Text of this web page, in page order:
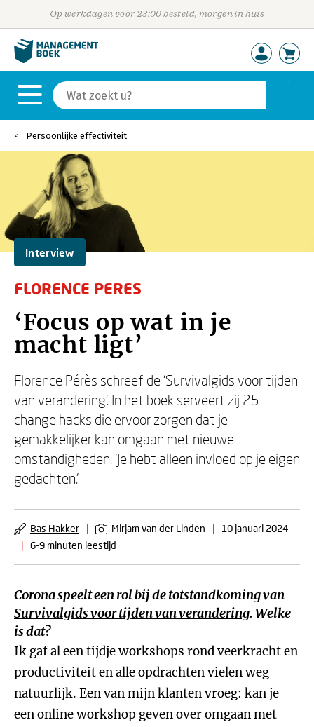
Op werkdagen voor 23:00 besteld, morgen in huis
Persoonlijke effectiviteit
Interview
FLORENCE PERES
‘Focus op wat in je
macht ligt’
Florence Pérès schreef de ‘Survivalgids voor tijden
van verandering’. In het boek serveert zij 25
change hacks die ervoor zorgen dat je
gemakkelijker kan omgaan met nieuwe
omstandigheden. ‘Je hebt alleen invloed op je eigen
gedachten.’
Bas Hakker | Mirjam van der Linden |
10 januari 2024
| 6-9 minuten leestijd
Corona speelt een rol bij de totstandkoming van
Survivalgids voor tijden van verandering. Welke
is dat?
Ik gaf al een tijdje workshops rond veerkracht en
productiviteit en alle opdrachten vielen weg
natuurlijk. Een van mijn klanten vroeg: kan je
een online workshop geven over omgaan met